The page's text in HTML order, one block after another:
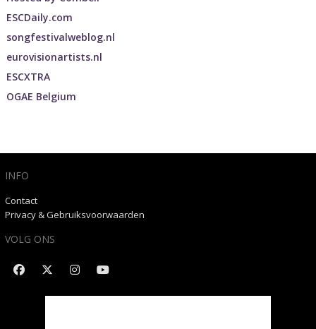
ESCDaily.com
songfestivalweblog.nl
eurovisionartists.nl
ESCXTRA
OGAE Belgium
INFO
Contact
Privacy & Gebruiksvoorwaarden
VOLG ONS